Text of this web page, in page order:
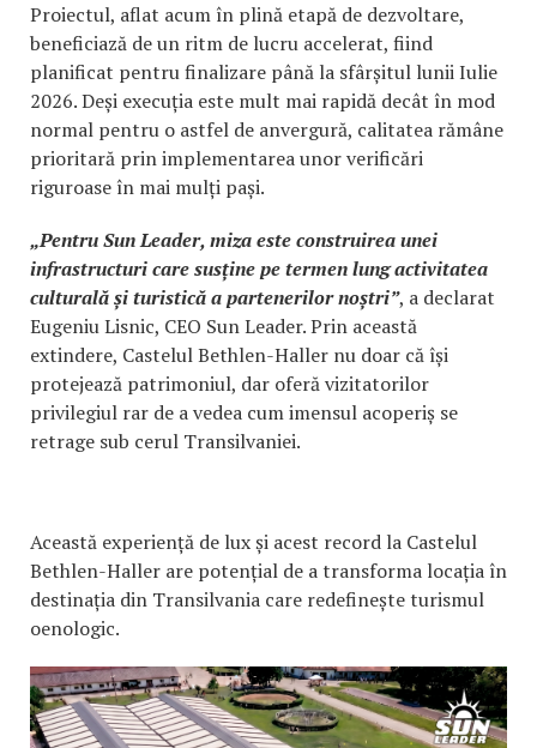
Proiectul, aflat acum în plină etapă de dezvoltare,
beneficiază de un ritm de lucru accelerat, fiind
planificat pentru finalizare până la sfârșitul lunii Iulie
2026. Deși execuția este mult mai rapidă decât în mod
normal pentru o astfel de anvergură, calitatea rămâne
prioritară prin implementarea unor verificări
riguroase în mai mulți pași.
„Pentru Sun Leader, miza este construirea unei
infrastructuri care susține pe termen lung activitatea
culturală și turistică a partenerilor noștri”, a declarat
Eugeniu Lisnic, CEO Sun Leader. Prin această
extindere, Castelul Bethlen-Haller nu doar că își
protejează patrimoniul, dar oferă vizitatorilor
privilegiul rar de a vedea cum imensul acoperiș se
retrage sub cerul Transilvaniei.
Această experiență de lux și acest record la Castelul
Bethlen-Haller are potențial de a transforma locația în
destinația din Transilvania care redefinește turismul
oenologic.